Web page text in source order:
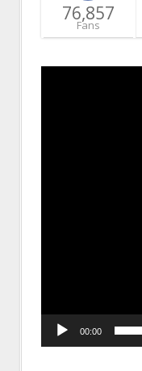
76,857
Fans
00:00